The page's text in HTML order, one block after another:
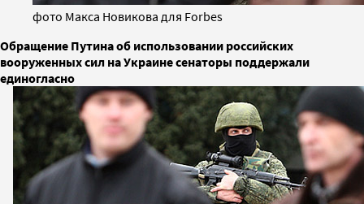
фото Макса Новикова для Forbes
Обращение Путина об использовании российских
вооруженных сил на Украине сенаторы поддержали
единогласно